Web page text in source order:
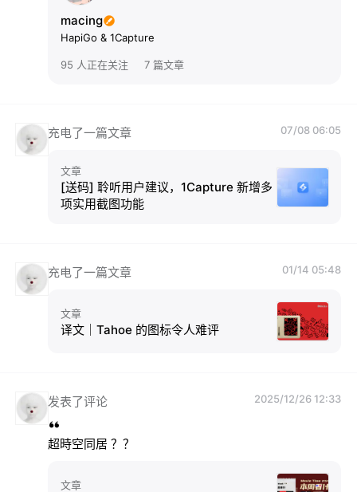
macing
HapiGo & 1Capture
95 人正在关注 7 篇文章
充电了一篇文章 07/08 06:05
文章
[送码] 聆听用户建议，1Capture 新增多
项实用截图功能
充电了一篇文章 01/14 05:48
文章
译文｜Tahoe 的图标令人难评
发表了评论 2025/12/26 12:33
超時空同居 ？？
文章